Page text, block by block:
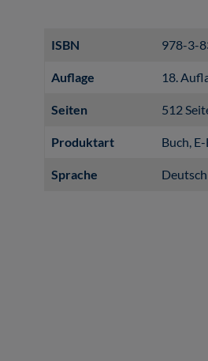
ISBN 978-3-
Auflage 18.
Seiten 512
Produktart Buch,
Sprache Deutsch